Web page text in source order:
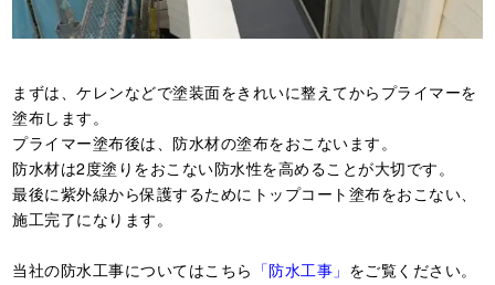
まずは、ケレンなどで塗装面をきれいに整えてからプライマーを
塗布します。
プライマー塗布後は、防水材の塗布をおこないます。
防水材は2度塗りをおこない防水性を高めることが大切です。
最後に紫外線から保護するためにトップコート塗布をおこない、
施工完了になります。
当社の防水工事についてはこちら 「防水工事」 をご覧ください。